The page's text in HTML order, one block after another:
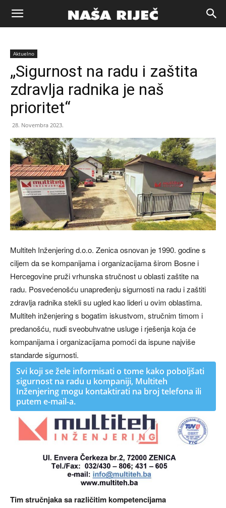
Naša
riječ
Aktuelno
„Sigurnost na radu i zaštita
zdravlja radnika je naš
prioritet“
28. Novembra 2023.
Multiteh Inženjering d.o.o. Zenica osnovan je 1990. godine s
ciljem da se kompanijama i organizacijama širom Bosne i
Hercegovine pruži vrhunska stručnost u oblasti zaštite na
radu. Posvećenošću unapređenju sigurnosti na radu i zaštiti
zdravlja radnika stekli su ugled kao lideri u ovim oblastima.
Multiteh inženjering s bogatim iskustvom, stručnim timom i
predanošću, nudi sveobuhvatne usluge i rješenja koja će
kompanijama i organizacijama pomoći da ispune najviše
standarde sigurnosti.
Svi koji se žele informisati o tome kako poboljšati
sigurnost na radu u kompaniji, Multiteh
Inženjering mogu kontaktirati na broj telefona ili
putem e-mail-a.
Tim stručnjaka sa različitim kompetencijama